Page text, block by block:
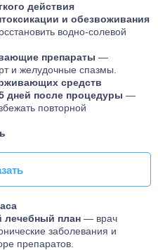
действия
и обезвоживания
водно-солевой
препараты —
и желудочные спазмы.
средств
дней после процедуры —
повторной
лечебный план — врач
заболевания и
препаратов.